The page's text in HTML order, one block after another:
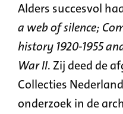
Alders succesvol
a web of silence;
history 1920-1955
War II. Zij deed de
Collecties
onderzoek in de